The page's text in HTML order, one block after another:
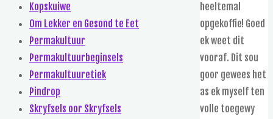
heeltemal
opgekoffie! Goed
ek weet dit
vooraf. Dit sou
goor gewees het
as ek myself ten
volle toegewy
Kopskuiwe
Om Lekker en Gesond te Eet
Permakultuur
Permakultuurbeginsels
Permakultuuretiek
Pindrop
Skryfsels oor Skryfsels